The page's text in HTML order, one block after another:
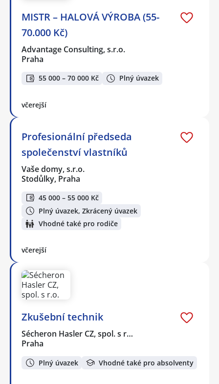
MISTR – HALOVÁ VÝROBA (55-
70.000 Kč)
Advantage Consulting, s.r.o.
Praha
55 000 – 70 000 Kč Plný úvazek
včerejší
Profesionální předseda
společenství vlastníků
Vaše domy, s.r.o.
Stodůlky, Praha
45 000 – 55 000 Kč
Plný úvazek, Zkrácený úvazek
Vhodné také pro rodiče
včerejší
Zkušební technik
Sécheron Hasler CZ, spol. s r…
Praha
Plný úvazek Vhodné také pro absolventy